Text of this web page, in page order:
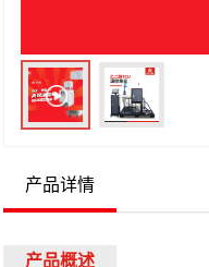
产品详情
产品概述